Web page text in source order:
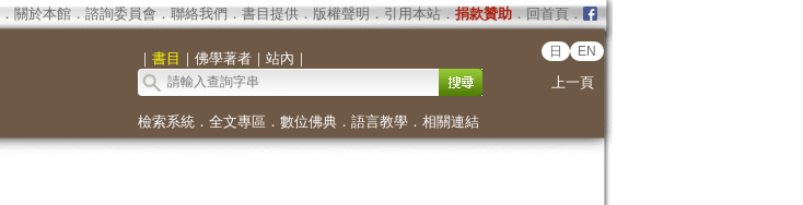
． 關於本館． 諮詢委員會． 聯絡我們 ． 書目提供． 版權聲明 ． 引用本站． 捐款贊助．回首頁．
｜ 書目 ｜ 佛學著者｜ 站內 ｜ 日 EN
上一頁
檢索系統． 全文專區 ． 數位佛典． 語言教學． 相關連結